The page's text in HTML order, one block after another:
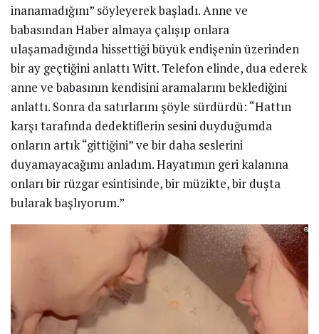
inanamadığını” söyleyerek başladı. Anne ve
babasından Haber almaya çalışıp onlara
ulaşamadığında hissettiği büyük endişenin üzerinden
bir ay geçtiğini anlattı Witt. Telefon elinde, dua ederek
anne ve babasının kendisini aramalarını beklediğini
anlattı. Sonra da satırlarını şöyle sürdürdü: “Hattın
karşı tarafında dedektiflerin sesini duyduğumda
onların artık “gittiğini” ve bir daha seslerini
duyamayacağımı anladım. Hayatımın geri kalanına
onları bir rüzgar esintisinde, bir müzikte, bir duşta
bularak başlıyorum.”